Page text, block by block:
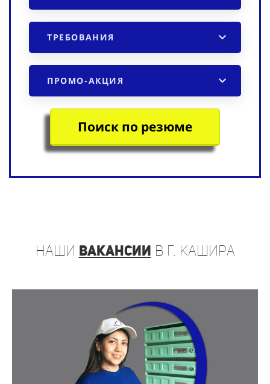
ТРЕБОВАНИЯ
ПРОМО-АКЦИЯ
Поиск по резюме
наши вакансии в г. Кашира